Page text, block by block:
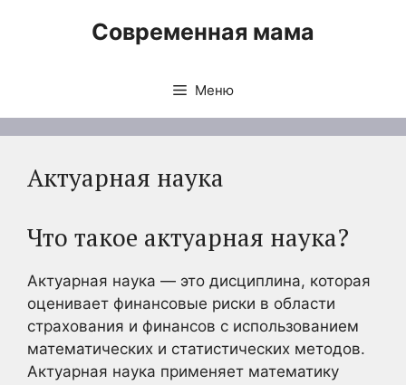
Современная мама
Меню
Актуарная наука
Что такое актуарная наука?
Актуарная наука — это дисциплина, которая
оценивает финансовые риски в области
страхования и финансов с использованием
математических и статистических методов.
Актуарная наука применяет математику